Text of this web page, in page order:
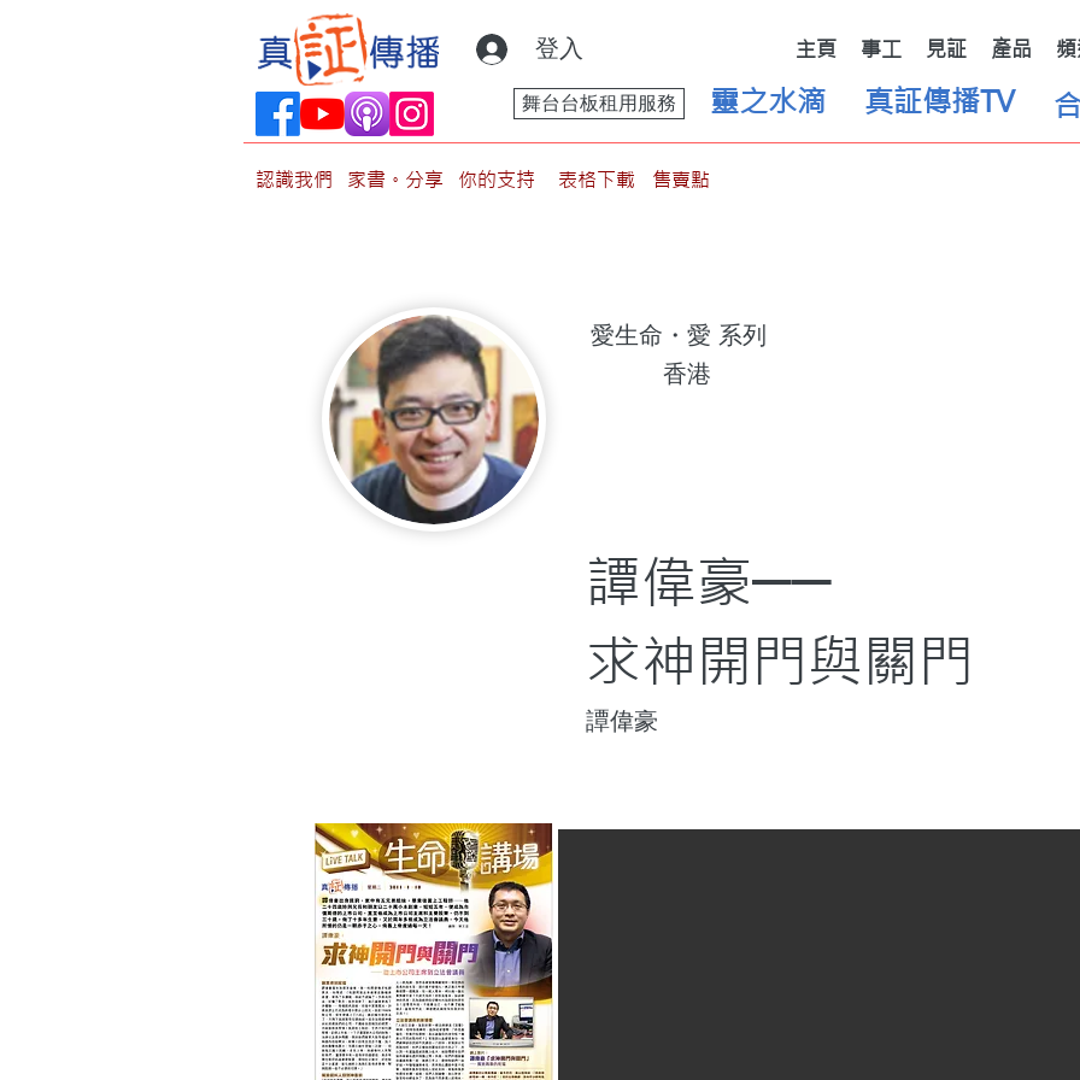
登入 主頁 事工 見証 產品
靈之水滴
舞台台板租用服務 真証傳播TV
認識我們 家書。分享 你的支持 表格下載 售賣點
愛生命・愛
香港
系列
譚偉豪──
求神開門與關門
譚偉豪